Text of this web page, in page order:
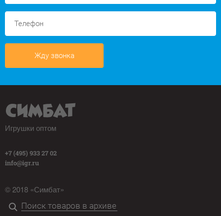
Жду звонка
Игрушки оптом
+7 (495) 933 27 02
info@igr.ru
© 2018 «Симбат»